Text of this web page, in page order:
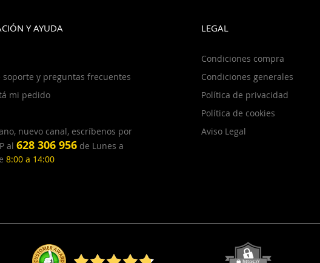
Y AYUDA
soporte y preguntas frecuentes
mi pedido
nuevo canal, escríbenos por
al 628 306 956de Lunes a
8:00 a 14:00
LEGAL
Condiciones compra
Condiciones generales
Política de privacidad
Política de cookies
Aviso Legal